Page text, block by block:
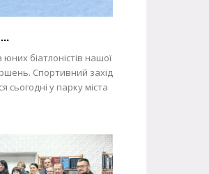
біатлоністів нашої
Спортивний захід
сьогодні у парку міста